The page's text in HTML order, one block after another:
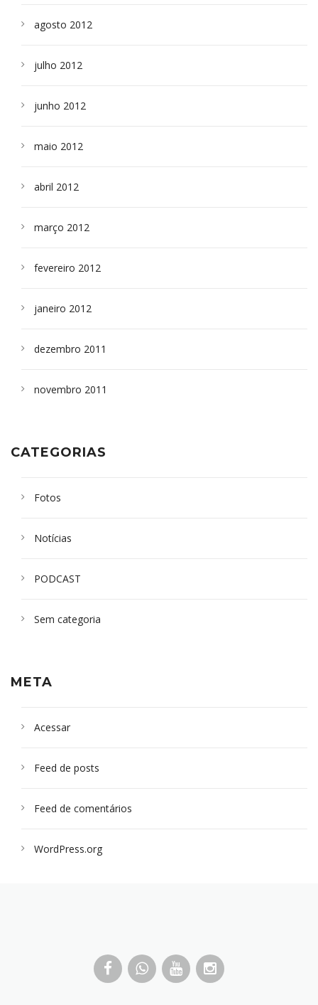
agosto 2012
julho 2012
junho 2012
maio 2012
abril 2012
março 2012
fevereiro 2012
janeiro 2012
dezembro 2011
novembro 2011
CATEGORIAS
Fotos
Notícias
PODCAST
Sem categoria
META
Acessar
Feed de posts
Feed de comentários
WordPress.org